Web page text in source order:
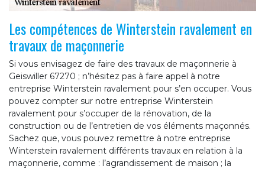
Les compétences de Winterstein ravalement en
travaux de maçonnerie
Si vous envisagez de faire des travaux de maçonnerie à
Geiswiller 67270 ; n’hésitez pas à faire appel à notre
entreprise Winterstein ravalement pour s’en occuper. Vous
pouvez compter sur notre entreprise Winterstein
ravalement pour s’occuper de la rénovation, de la
construction ou de l’entretien de vos éléments maçonnés.
Sachez que, vous pouvez remettre à notre entreprise
Winterstein ravalement différents travaux en relation à la
maçonnerie, comme : l’agrandissement de maison ; la